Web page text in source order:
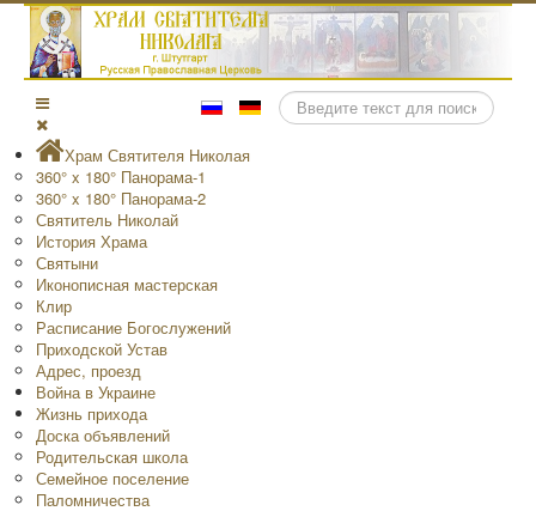
Поиск
Храм Святителя Николая
360° x 180° Панорама-1
360° x 180° Панорама-2
Святитель Николай
История Храма
Святыни
Иконописная мастерская
Клир
Расписание Богослужений
Приходской Устав
Адрес, проезд
Война в Украине
Жизнь прихода
Доска объявлений
Родительская школа
Семейное поселение
Паломничества